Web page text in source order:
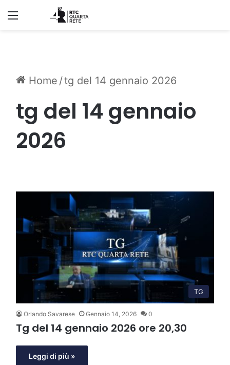
Home /tg del 14 gennaio 2026
tg del 14 gennaio
2026
TG
Orlando Savarese Gennaio 14, 2026 0
Tg del 14 gennaio 2026 ore 20,30
Leggi di più »